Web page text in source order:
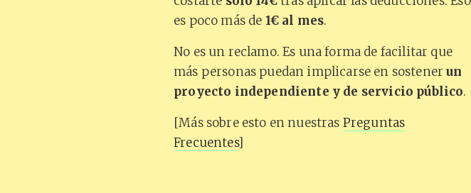
es poco más de 1€ al mes.
No es un reclamo. Es una forma de facilitar que
más personas puedan implicarse en sostenerun
proyecto independiente y de servicio público.
[Más sobre esto en nuestras Preguntas
Frecuentes]